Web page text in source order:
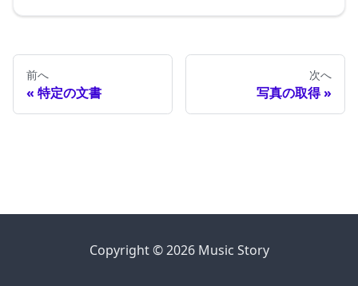
前へ
特定の文書
次へ
写真の取得
Copyright © 2026 Music Story